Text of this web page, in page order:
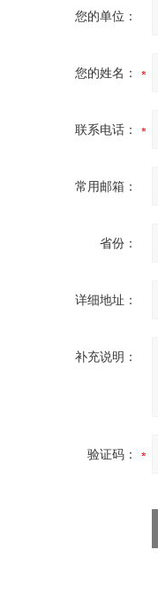
您的单位：
您的姓名：
联系电话：
常用邮箱：
省份：
详细地址：
补充说明：
验证码：